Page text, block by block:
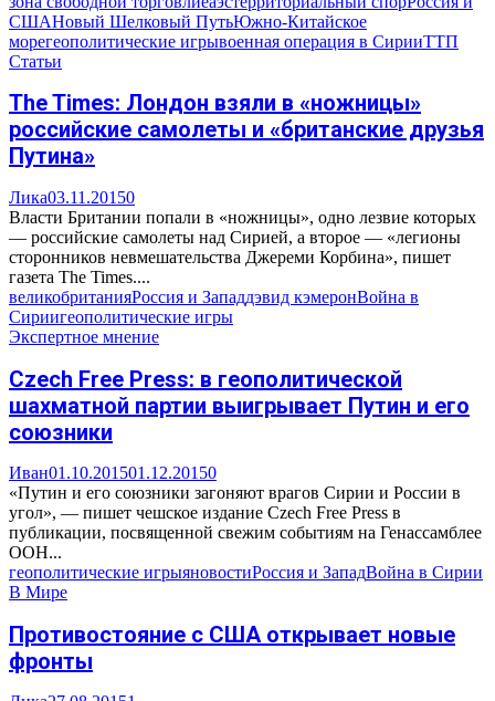
СШАНовый Шелковый ПутьЮжно-Китайское
морегеополитические игрывоенная операция в СирииТТП
Статьи
The Times: Лондон взяли в «ножницы»
российские самолеты и «британские друзья
Путина»
Лика03.11.20150
Власти Британии попали в «ножницы», одно лезвие которых
— российские самолеты над Сирией, а второе — «легионы
сторонников невмешательства Джереми Корбина», пишет
газета The Times....
великобританияРоссия и Западдэвид кэмеронВойна в
Сириигеополитические игры
Экспертное мнение
Czech Free Press: в геополитической
шахматной партии выигрывает Путин и его
союзники
Иван01.10.201501.12.20150
«Путин и его союзники загоняют врагов Сирии и России в
угол», — пишет чешское издание Czech Free Press в
публикации, посвященной свежим событиям на Генассамблее
ООН...
геополитические игрыяновостиРоссия и ЗападВойна в Сирии
В Мире
Противостояние с США открывает новые
фронты